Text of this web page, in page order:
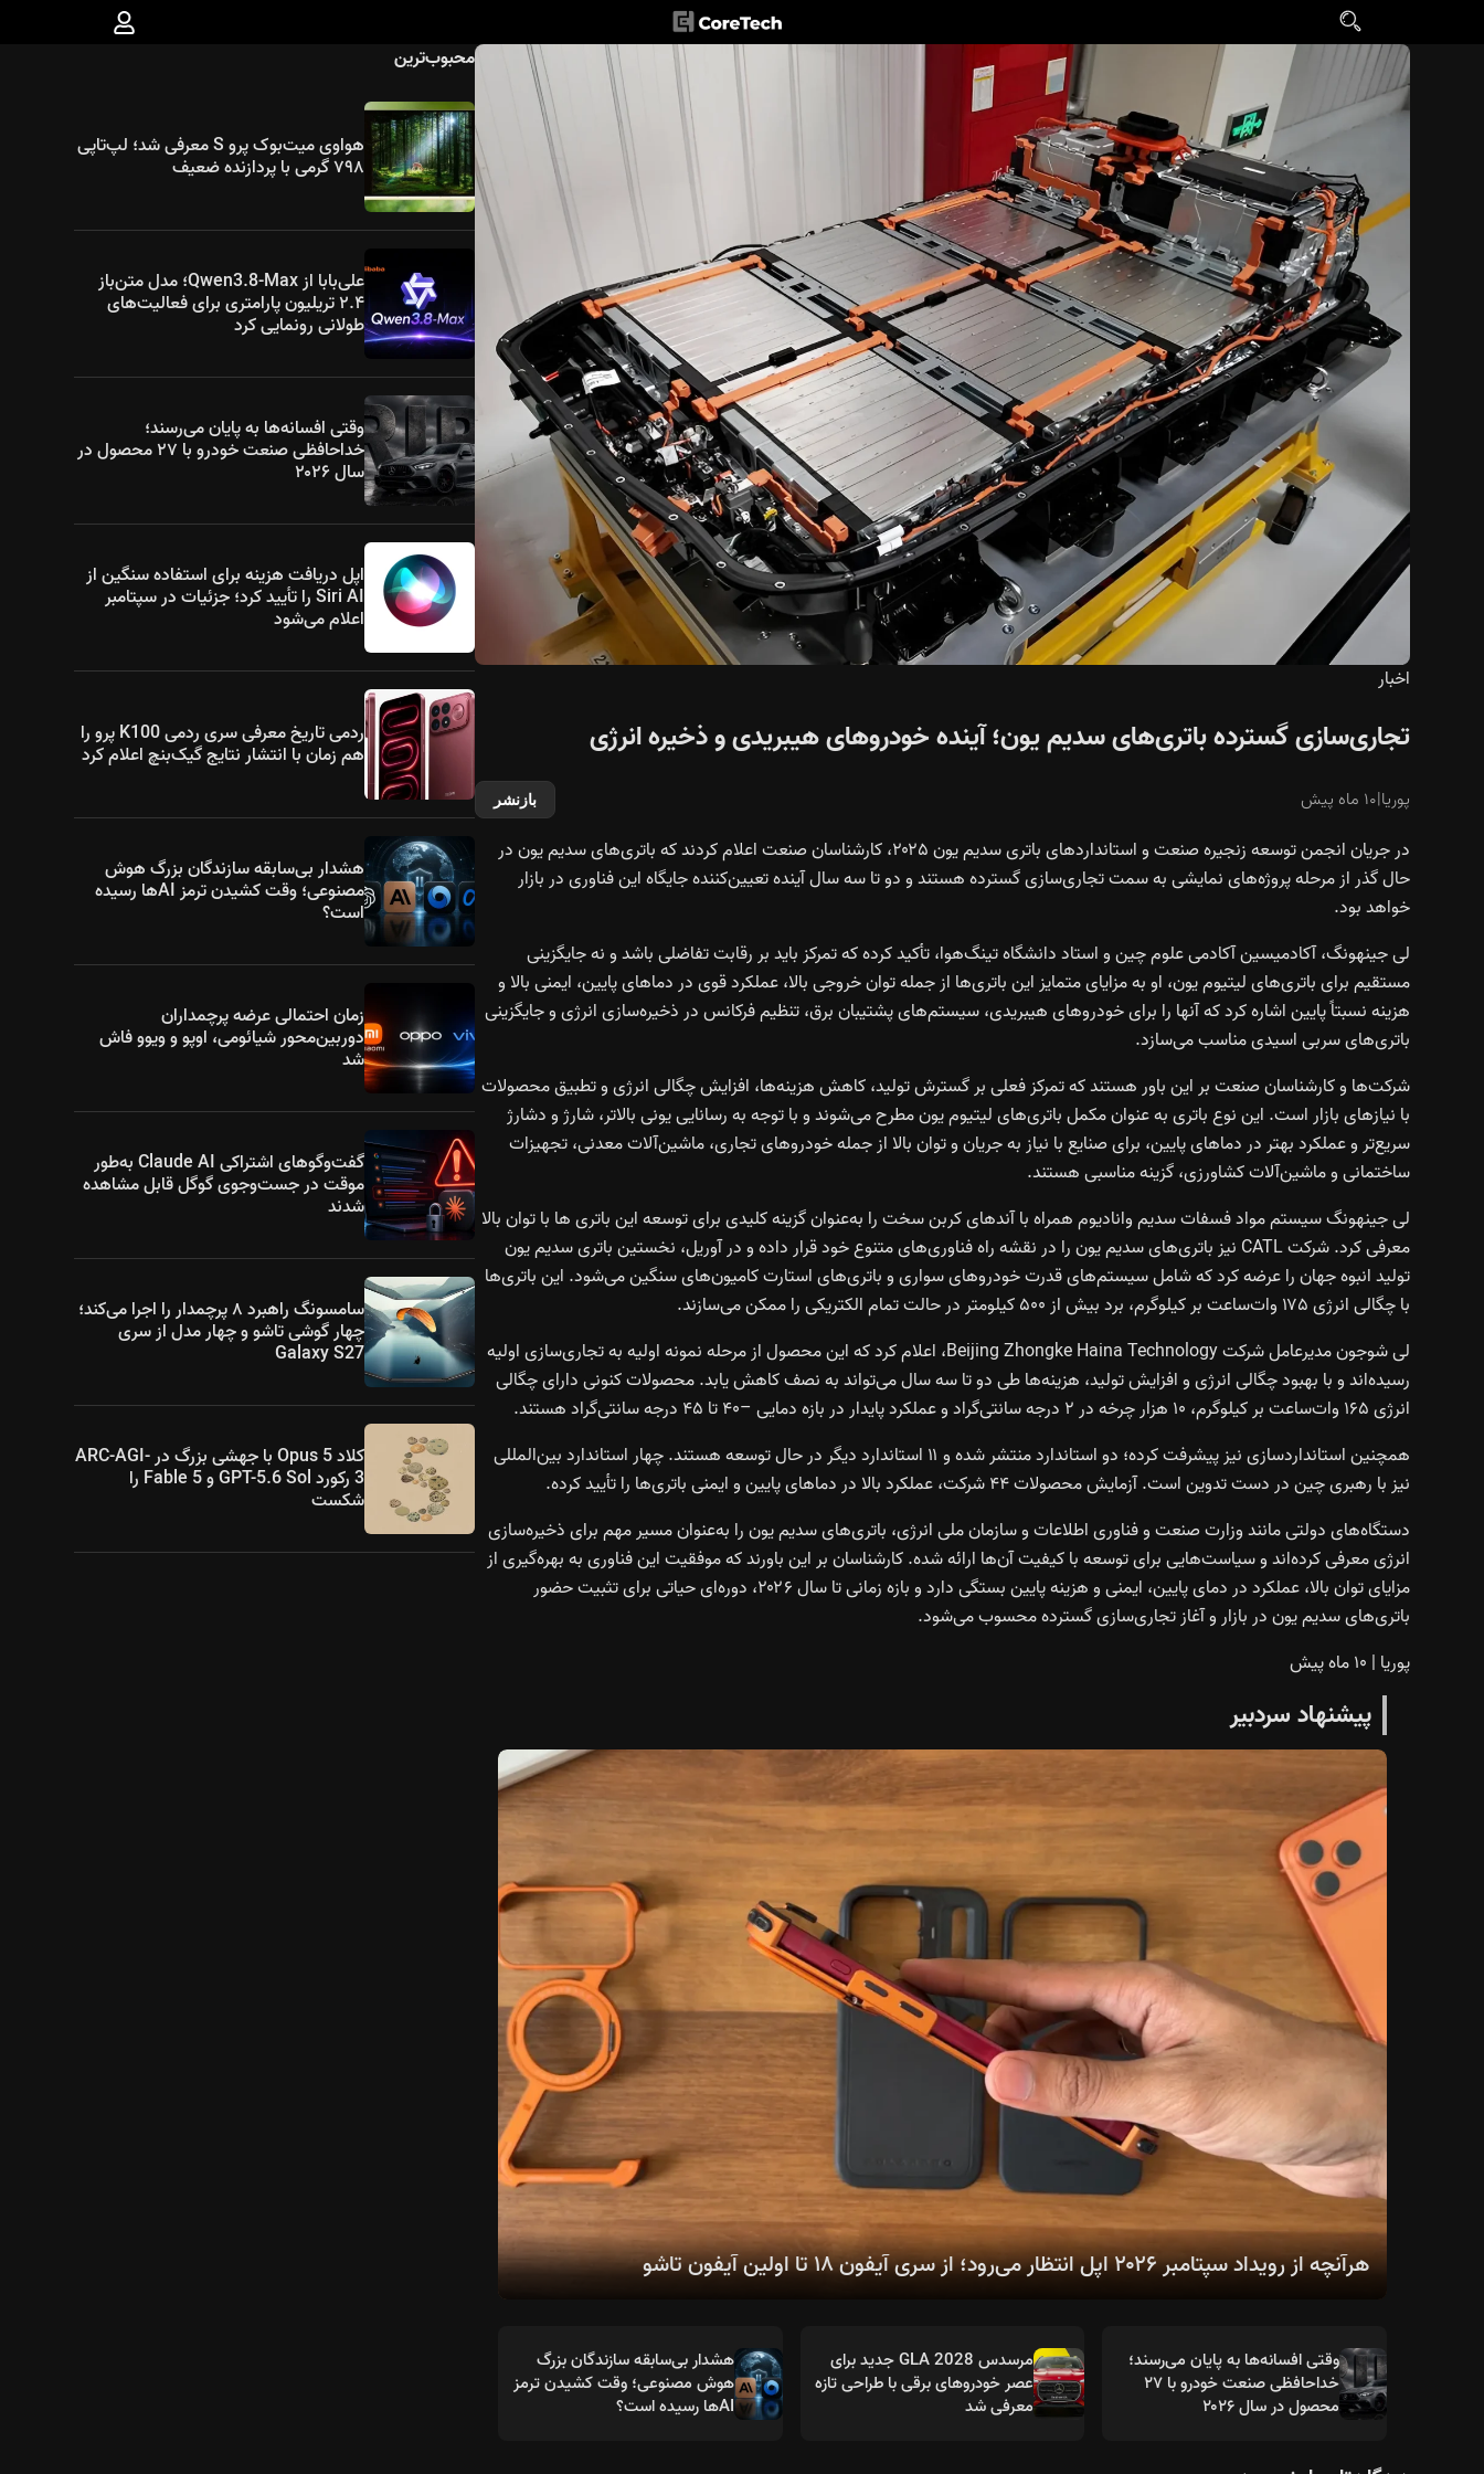
اخبار
تجاری‌سازی گسترده باتری‌های سدیم یون؛ آینده خودروهای هیبریدی و ذخیره انرژی
پوریا|۱۰ ماه پیش بازنشر
در جریان انجمن توسعه زنجیره صنعت و استانداردهای باتری سدیم یون ۲۰۲۵، کارشناسان صنعت اعلام کردند که باتری‌های سدیم یون در
حال گذر از مرحله پروژه‌های نمایشی به سمت تجاری‌سازی گسترده هستند و دو تا سه سال آینده تعیین‌کننده جایگاه این فناوری در بازار
خواهد بود.
لی جینهونگ، آکادمیسین آکادمی علوم چین و استاد دانشگاه تینگ‌هوا، تأکید کرده که تمرکز باید بر رقابت تفاضلی باشد و نه جایگزینی
مستقیم برای باتری‌های لیتیوم یون، او به مزایای متمایز این باتری‌ها از جمله توان خروجی بالا، عملکرد قوی در دماهای پایین، ایمنی بالا و
هزینه نسبتاً پایین اشاره کرد که آنها را برای خودروهای هیبریدی، سیستم‌های پشتیبان برق، تنظیم فرکانس در ذخیره‌سازی انرژی و جایگزینی
باتری‌های سربی اسیدی مناسب می‌سازد.
شرکت‌ها و کارشناسان صنعت بر این باور هستند که تمرکز فعلی بر گسترش تولید، کاهش هزینه‌ها، افزایش چگالی انرژی و تطبیق محصولات
با نیازهای بازار است. این نوع باتری به عنوان مکمل باتری‌های لیتیوم یون مطرح می‌شوند و با توجه به رسانایی یونی بالاتر، شارژ و دشارژ
سریع‌تر و عملکرد بهتر در دماهای پایین، برای صنایع با نیاز به جریان و توان بالا از جمله خودروهای تجاری، ماشین‌آلات معدنی، تجهیزات
ساختمانی و ماشین‌آلات کشاورزی، گزینه مناسبی هستند.
لی جینهونگ سیستم مواد فسفات سدیم وانادیوم همراه با آندهای کربن سخت را به‌عنوان گزینه کلیدی برای توسعه این باتری‌ ها با توان بالا
معرفی کرد. شرکت CATL نیز باتری‌های سدیم یون را در نقشه راه فناوری‌های متنوع خود قرار داده و در آوریل، نخستین باتری سدیم یون
تولید انبوه جهان را عرضه کرد که شامل سیستم‌های قدرت خودروهای سواری و باتری‌های استارت کامیون‌های سنگین می‌شود. این باتری‌ها
با چگالی انرژی ۱۷۵ وات‌ساعت بر کیلوگرم، برد بیش از ۵۰۰ کیلومتر در حالت تمام الکتریکی را ممکن می‌سازند.
لی شوجون مدیرعامل شرکت Beijing Zhongke Haina Technology، اعلام کرد که این محصول از مرحله نمونه اولیه به تجاری‌سازی اولیه
رسیده‌اند و با بهبود چگالی انرژی و افزایش تولید، هزینه‌ها طی دو تا سه سال می‌تواند به نصف کاهش یابد. محصولات کنونی دارای چگالی
انرژی ۱۶۵ وات‌ساعت بر کیلوگرم، ۱۰ هزار چرخه در ۲ درجه سانتی‌گراد و عملکرد پایدار در بازه دمایی –۴۰ تا ۴۵ درجه سانتی‌گراد هستند.
همچنین استانداردسازی نیز پیشرفت کرده؛ دو استاندارد منتشر شده و ۱۱ استاندارد دیگر در حال توسعه هستند. چهار استاندارد بین‌المللی
نیز با رهبری چین در دست تدوین است. آزمایش محصولات ۴۴ شرکت، عملکرد بالا در دماهای پایین و ایمنی باتری‌ها را تأیید کرده.
دستگاه‌های دولتی مانند وزارت صنعت و فناوری اطلاعات و سازمان ملی انرژی، باتری‌های سدیم یون را به‌عنوان مسیر مهم برای ذخیره‌سازی
انرژی معرفی کرده‌اند و سیاست‌هایی برای توسعه با کیفیت آن‌ها ارائه شده. کارشناسان بر این باورند که موفقیت این فناوری به بهره‌گیری از
مزایای توان بالا، عملکرد در دمای پایین، ایمنی و هزینه پایین بستگی دارد و بازه زمانی تا سال ۲۰۲۶، دوره‌ای حیاتی برای تثبیت حضور
باتری‌های سدیم یون در بازار و آغاز تجاری‌سازی گسترده محسوب می‌شود.
پوریا | ۱۰ ماه پیش
پیشنهاد سردبیر
هرآنچه از رویداد سپتامبر ۲۰۲۶ اپل انتظار می‌رود؛ از سری آیفون ۱۸ تا اولین آیفون تاشو
وقتی افسانه‌ها به پایان می‌رسند؛
خداحافظی صنعت خودرو با ۲۷
محصول در سال ۲۰۲۶
مرسدس GLA 2028 جدید برای
عصر خودروهای برقی با طراحی تازه
معرفی شد
هشدار بی‌سابقه سازندگان بزرگ
هوش مصنوعی؛ وقت کشیدن ترمز
AIها رسیده است؟
محبوب‌ترین
هواوی میت‌بوک پرو S معرفی شد؛ لپ‌تاپی
۷۹۸ گرمی با پردازنده ضعیف
علی‌بابا از Qwen3.8-Max؛ مدل متن‌باز
۲.۴ تریلیون پارامتری برای فعالیت‌های
طولانی رونمایی کرد
وقتی افسانه‌ها به پایان می‌رسند؛
خداحافظی صنعت خودرو با ۲۷ محصول در
سال ۲۰۲۶
اپل دریافت هزینه برای استفاده سنگین از
Siri AI را تأیید کرد؛ جزئیات در سپتامبر
اعلام می‌شود
ردمی تاریخ معرفی سری ردمی K100 پرو را
هم زمان با انتشار نتایج گیک‌بنچ اعلام کرد
هشدار بی‌سابقه سازندگان بزرگ هوش
مصنوعی؛ وقت کشیدن ترمز AIها رسیده
است؟
زمان احتمالی عرضه پرچمداران
دوربین‌محور شیائومی، اوپو و ویوو فاش
شد
گفت‌وگوهای اشتراکی Claude AI به‌طور
موقت در جست‌وجوی گوگل قابل مشاهده
شدند
سامسونگ راهبرد ۸ پرچمدار را اجرا می‌کند؛
چهار گوشی تاشو و چهار مدل از سری
Galaxy S27
کلاد Opus 5 با جهشی بزرگ در ARC-AGI-
3 رکورد GPT-5.6 Sol و Fable 5 را
شکست